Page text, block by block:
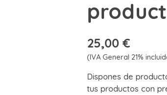
25,00 €
(IVA General 21%
Dispones de
tus productos con